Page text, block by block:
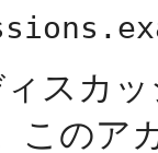
ィスカ
このア